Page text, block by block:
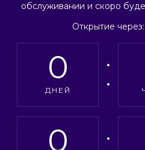
обслуживании и скоро
Открытие через:
0
ДНЕЙ
0